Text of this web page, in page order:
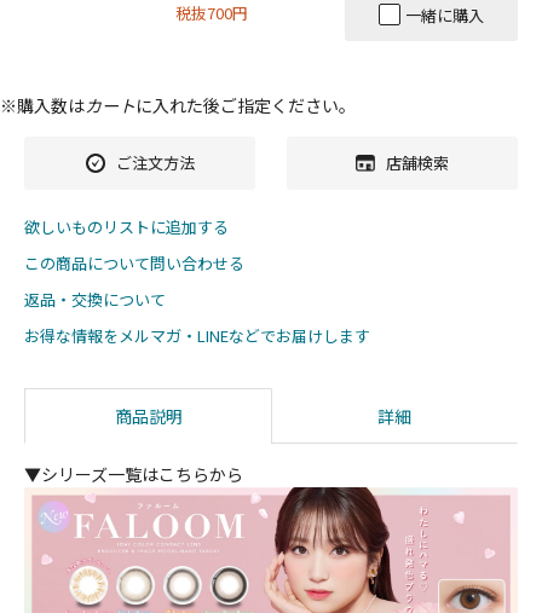
税抜700円 一緒に購入
※購入数はカートに入れた後ご指定ください。
ご注文方法 店舗検索
欲しいものリストに追加する
この商品について問い合わせる
返品・交換について
お得な情報をメルマガ・LINEなどでお届けします
商品説明 詳細
▼シリーズ一覧はこちらから